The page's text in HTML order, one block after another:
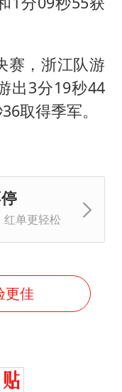
赛，浙江队游
出3分19秒44
取得季军。
红单更轻松
更佳